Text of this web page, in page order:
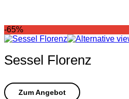
-65%
Sessel Florenz